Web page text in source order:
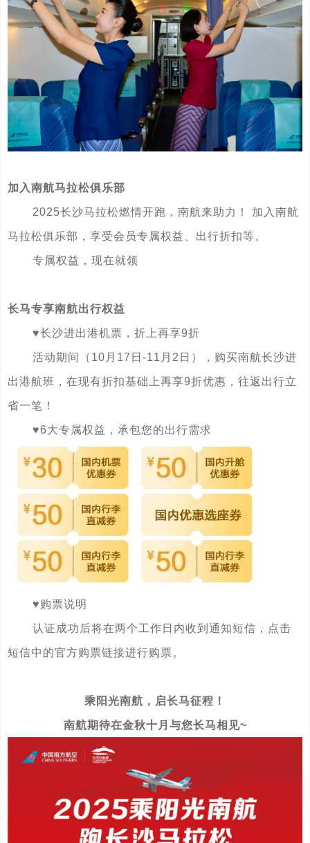
加入南航马拉松俱乐部
2025长沙马拉松燃情开跑，南航来助力！ 加入南航
马拉松俱乐部，享受会员专属权益、出行折扣等。
专属权益，现在就领
长马专享南航出行权益
♥️长沙进出港机票，折上再享9折
活动期间（10月17日-11月2日），购买南航长沙进
出港航班，在现有折扣基础上再享9折优惠，往返出行立
省一笔！
♥️6大专属权益，承包您的出行需求
♥️购票说明
认证成功后将在两个工作日内收到通知短信，点击
短信中的官方购票链接进行购票。
乘阳光南航，启长马征程！
南航期待在金秋十月与您长马相见~